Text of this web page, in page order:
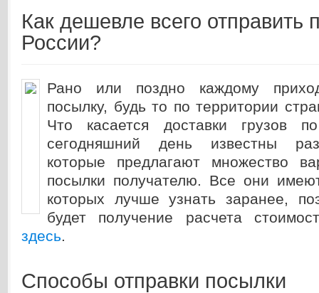
Как дешевле всего отправить
России?
Рано или поздно каждому
посылку, будь то по территории
Что касается доставки грузов
сегодняшний день известны
которые предлагают множество
посылки получателю. Все они
которых лучше узнать заранее,
будет получение расчета
здесь.
Способы отправки посылки